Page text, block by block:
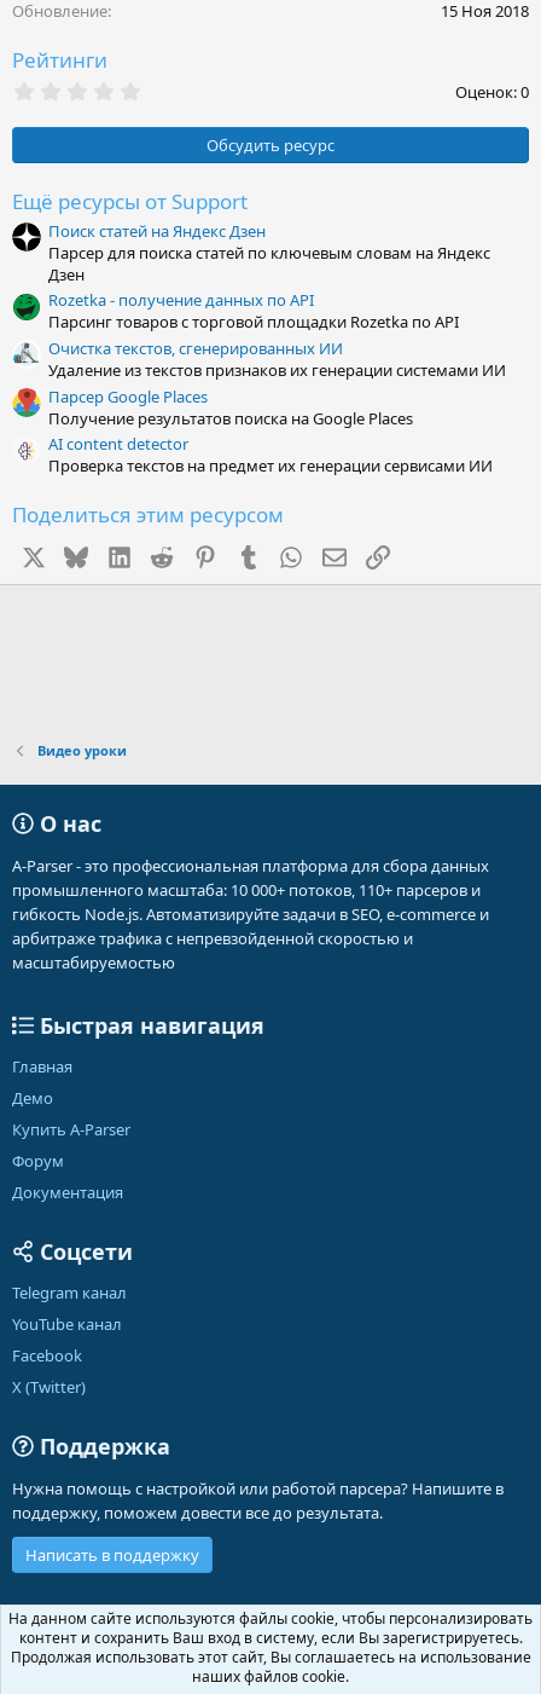
Обновление
15 Ноя 2018
Рейтинги
0
з
ё
з
д
Оценок: 0
Обсудить ресурс
Ещё ресурсы от Support
Поиск статей на Яндекс Дзен
Парсер для поиска статей по ключевым словам на Яндекс
Дзен
Rozetka - получение данных по API
Парсинг товаров с торговой площадки Rozetka по API
Очистка текстов, сгенерированных ИИ
Удаление из текстов признаков их генерации системами ИИ
Парсер Google Places
Получение результатов поиска на Google Places
AI content detector
Проверка текстов на предмет их генерации сервисами ИИ
Поделиться этим ресурсом
BlueskyLinkedIn
Reddit PinterestTumblr WhatsApp
Электронная почта
Ссылка
Видео уроки
О нас
A-Parser - это профессиональная платформа для сбора данных
промышленного масштаба: 10 000+ потоков, 110+ парсеров и
гибкость Node.js. Автоматизируйте задачи в SEO, e-commerce и
арбитраже трафика с непревзойденной скоростью и
масштабируемостью
Быстрая навигация
Главная
Демо
Купить A-Parser
Форум
Документация
Соцсети
Telegram канал
YouTube канал
Facebook
X (Twitter)
Поддержка
Нужна помощь с настройкой или работой парсера? Напишите в
поддержку, поможем довести все до результата.
Написать в поддержку
Russian (RU)
Обратная связь
Условия и правила
Политика конфиденциальности
Помощь
На данном сайте используются файлы cookie, чтобы персонализировать
контент и сохранить Ваш вход в систему, если Вы зарегистрируетесь.
Продолжая использовать этот сайт, Вы соглашаетесь на использование
наших файлов cookie.